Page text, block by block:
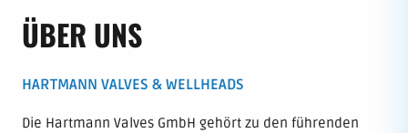
ÜBER UNS
HARTMANN VALVES & WELLHEADS
Die Hartmann Valves GmbH gehört zu den führenden